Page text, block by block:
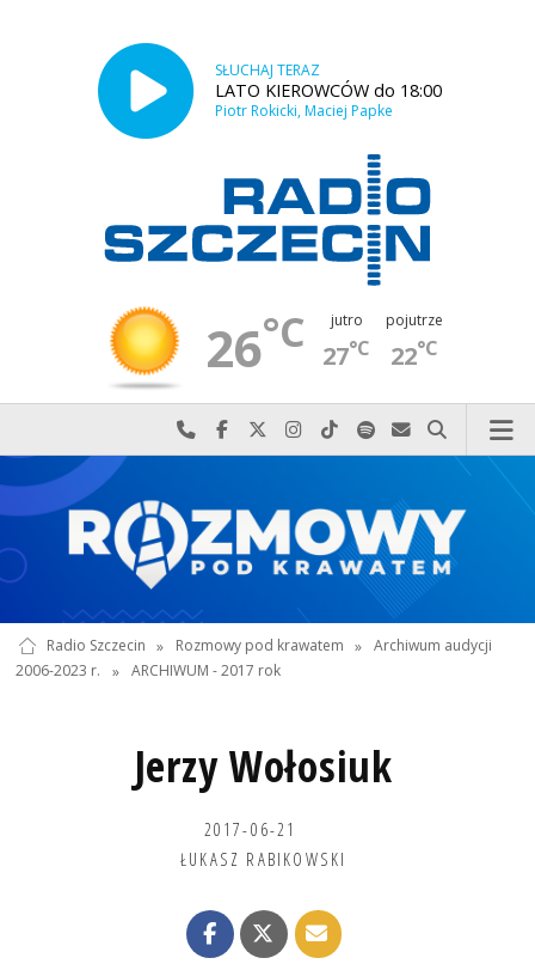
SŁUCHAJ TERAZ
LATO KIEROWCÓW do 18:00
Piotr Rokicki, Maciej Papke
26°C jutro
27°C
pojutrze
22°C
Najlepiej po prostu do nas zadzwoń
Odwiedź nas na Facebook-u
Odwiedź nas na X
Odwiedź nas na Instagram-ie
Odwiedź nas na TikTok-u
Szukaj nas na Spotify
Wyślij do nas
Szukaj
Radio Szczecin » Rozmowy pod krawatem » Archiwum audycji
2006-2023 r.
» ARCHIWUM - 2017 rok
Jerzy Wołosiuk
2017-06-21
ŁUKASZ RABIKOWSKI